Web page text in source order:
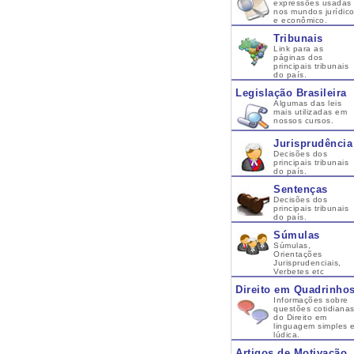
expressões usadas
nos mundos jurídico
e econômico.
Tribunais
Link para as
páginas dos
principais tribunais
do país.
Legislação Brasileira
Algumas das leis
mais utilizadas em
nossos cursos.
Jurisprudência
Decisões dos
principais tribunais
do país.
Sentenças
Decisões dos
principais tribunais
do país.
Súmulas
Súmulas,
Orientações
Jurisprudenciais,
Verbetes etc
Direito em Quadrinhos
Informações sobre
questões cotidianas
do Direito em
linguagem simples e
lúdica.